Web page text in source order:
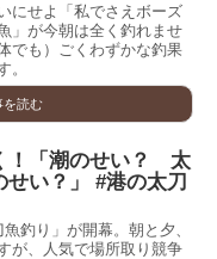
にせよ「私でさえボーズ
」が今朝は全く釣れませ
でも）ごくわずかな釣果
。
を読む
！「潮のせい？ 太
い？」 #港の太刀
釣り」が開幕。朝と夕、
が、人気で場所取り競争